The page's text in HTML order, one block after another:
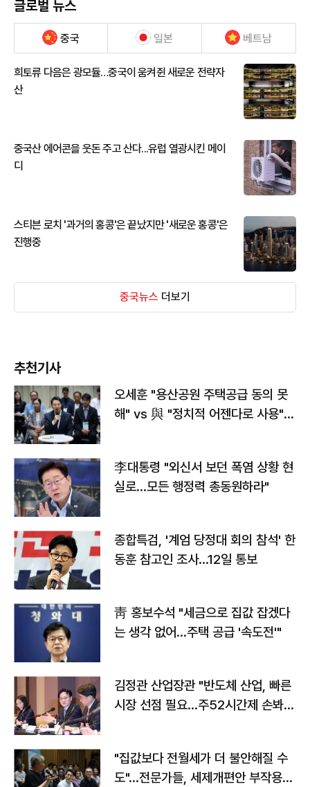
글로벌 뉴스
중국 일본 베트남
희토류 다음은 광모듈…중국이 움켜쥔 새로운 전략자
산
중국산 에어콘을 웃돈 주고 산다...유럽 열광시킨 메이
디
스티븐 로치 '과거의 홍콩'은 끝났지만 '새로운 홍콩'은
진행중
중국뉴스 더보기
추천기사
오세훈 "용산공원 주택공급 동의 못
해" vs 與 "정치적 어젠다로 사용"
李대통령 "외신서 보던 폭염 상황 현
실로…모든 행정력 총동원하라"
종합특검, '계엄 당정대 회의 참석' 한
동훈 참고인 조사...12일 통보
靑 홍보수석 "세금으로 집값 잡겠다
는 생각 없어…주택 공급 '속도전'"
김정관 산업장관 "반도체 산업, 빠른
시장 선점 필요…주52시간제 손봐
"집값보다 전월세가 더 불안해질 수
도"…전문가들, 세제개편안 부작용